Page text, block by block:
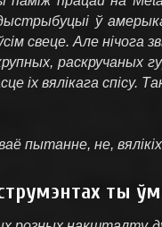
ў
свеце. Але
іх вялікага спісу.
пытанне, не,
ты